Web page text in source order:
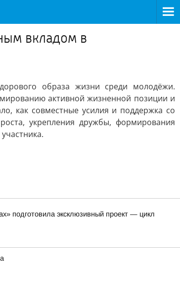
вкладом в
образа жизни среди молодёжи.
активной жизненной позиции и
как совместные усилия и поддержка со
укрепления дружбы, формирования
подготовила эксклюзивный проект — цикл